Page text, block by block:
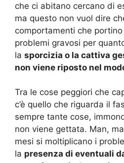
che ci abitano cercano di
ma questo non vuol dire
comportamenti che
problemi gravosi per
la sporcizia o la cattiva
non viene riposto nel
Tra le cose peggiori che
c’è quello che riguarda il
sempre tante cose,
non viene gettata. Man,
mesi si moltiplicano i
la presenza di eventuali